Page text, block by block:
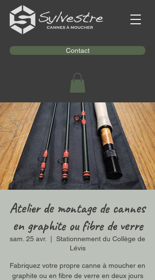
Contact
Atelier de montage de cannes
en graphite ou fibre de verre
sam. 25 avr.
Stationnement du Collège de
Lévis
Fabriquez votre propre canne à moucher en
graphite ou en fibre de verre en deux jours